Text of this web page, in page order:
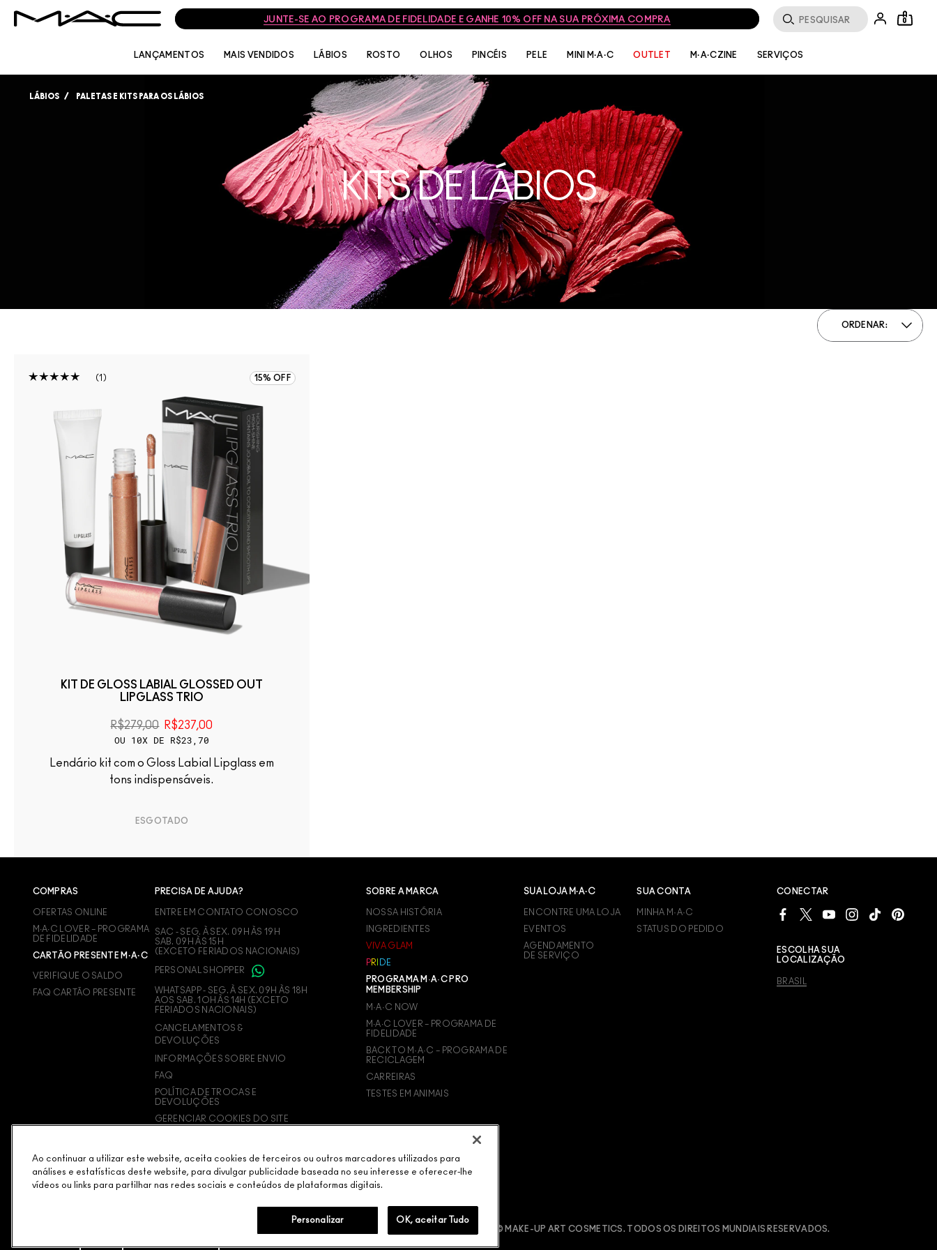
JUNTE-SE AO PROGRAMA DE FIDELIDADE E GANHE 10% OFF NA SUA PRÓXIMA COMPRA 0
LANÇAMENTOS MAIS VENDIDOS LÁBIOS ROSTO OLHOS PINCÉIS PELE MINI M·A·C OUTLET M·A·CZINE SERVIÇOS
KITS DE LÁBIOS
LÁBIOS PALETAS E KITS PARA OS LÁBIOS
ORDENAR:
1 15% OFF
KIT DE GLOSS LABIAL GLOSSED OUT
LIPGLASS TRIO
R$279,00 R$237,00
OU 10X DE R$23,70
Lendário kit com o Gloss Labial Lipglass em
tons indispensáveis.
ESGOTADO
COMPRAS
OFERTAS ONLINE
M∙A∙C LOVER – PROGRAMA
DE FIDELIDADE
CARTÃO PRESENTE M·A·C
VERIFIQUE O SALDO
FAQ CARTÃO PRESENTE
PRECISA DE AJUDA?
ENTRE EM CONTATO CONOSCO
SAC - SEG. À SEX. 09H ÀS 19H
SAB. 09H ÀS 15H
(EXCETO FERIADOS NACIONAIS)
PERSONAL SHOPPER
WHATSAPP - SEG. À SEX. 09H ÀS 18H
AOS SAB. 1OH ÀS 14H (EXCETO
FERIADOS NACIONAIS)
CANCELAMENTOS &
DEVOLUÇÕES
INFORMAÇÕES SOBRE ENVIO
FAQ
POLÍTICA DE TROCAS E
DEVOLUÇÕES
GERENCIAR COOKIES DO SITE
SOBRE A MARCA
NOSSA HISTÓRIA
INGREDIENTES
VIVA GLAM
PR D E
PROGRAMA M·A·C PRO
MEMBERSHIP
M·A·C NOW
M∙A∙C LOVER – PROGRAMA DE
FIDELIDADE
BACK TO M·A·C – PROGRAMA DE
RECICLAGEM
CARREIRAS
TESTES EM ANIMAIS
SUA LOJA M·A·C
ENCONTRE UMA LOJA
EVENTOS
AGENDAMENTO
DE SERVIÇO
SUA CONTA
MINHA M·A·C
STATUS DO PEDIDO
CONECTAR
ESCOLHA SUA
LOCALIZAÇÃO
BRASIL
© MAKE-UP ART COSMETICS. TODOS OS DIREITOS MUNDIAIS RESERVADOS.
Ao continuar a utilizar este website, aceita cookies de terceiros ou outros marcadores utilizados para
análises e estatísticas deste website, para divulgar publicidade baseada no seu interesse e oferecer-lhe
vídeos ou links para partilhar nas redes sociais e conteúdos de plataformas digitais.
Personalizar OK, aceitar Tudo